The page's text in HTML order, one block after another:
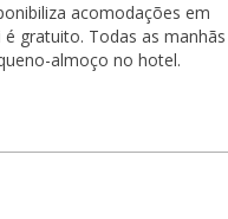
acomodações em
as manhãs
almoço no hotel.